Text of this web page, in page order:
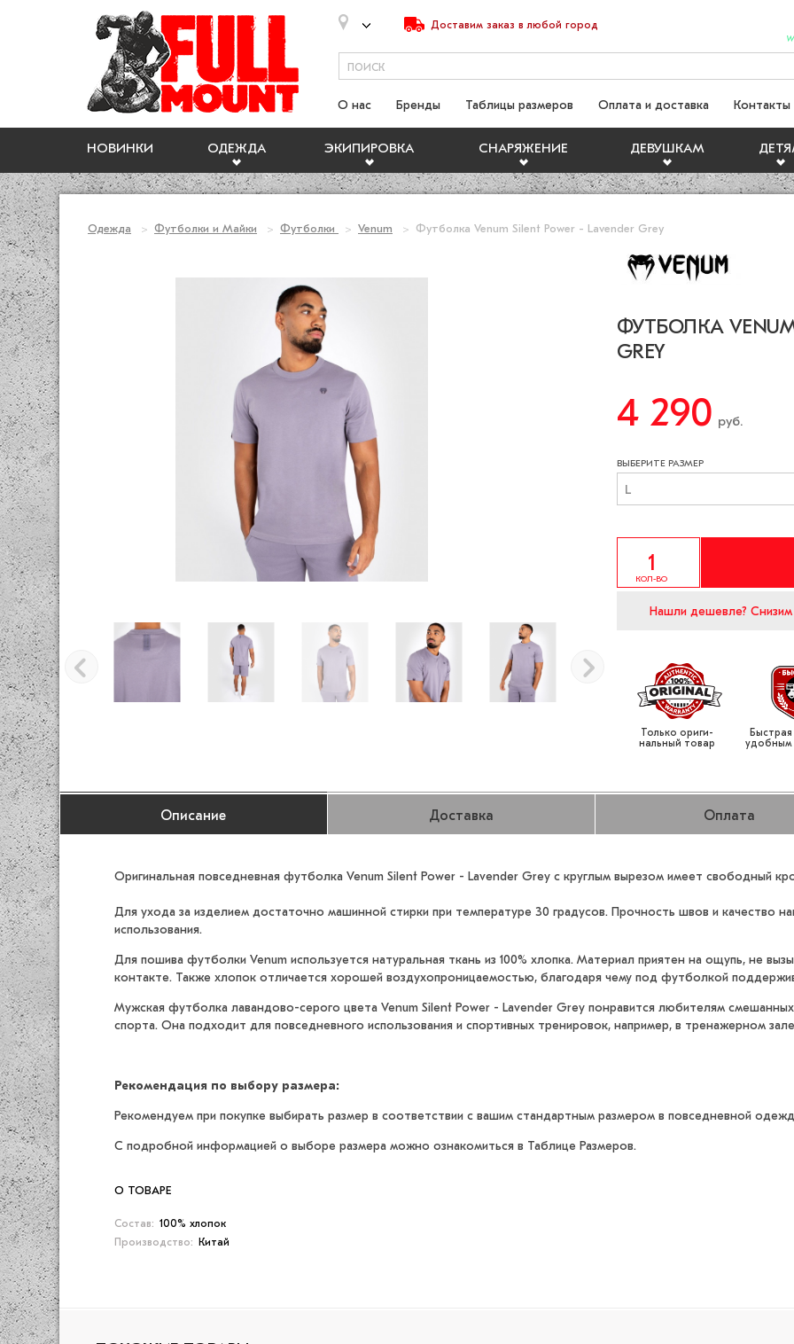
Доставим заказ в любой город
НОВИНКИ ОДЕЖДА ЭКИПИРОВКА СНАРЯЖЕНИЕ ДЕВУШКАМ
О нас Бренды Таблицы размеров Оплата и доставка Контакты
Одежда Футболки и Майки Футболки Venum Футболка Venum Silent Power - Lavender Grey
ФУТБОЛКА VENUM
GREY
4 290 руб.
ВЫБЕРИТЕ РАЗМЕР
L
КОЛ-ВО
Нашли дешевле?
Только ориги­
нальный товар
Описание Доставка Оплата
Оригинальная повседневная футболка Venum Silent Power - Lavender Grey с круглым вырезом имеет свободный
Для ухода за изделием достаточно машинной стирки при температуре 30 градусов. Прочность швов и качество
использования.
Для пошива футболки Venum используется натуральная ткань из 100% хлопка. Материал приятен на ощупь, не
контакте. Также хлопок отличается хорошей воздухопроницаемостью, благодаря чему под футболкой
Мужская футболка лавандово-серого цвета Venum Silent Power - Lavender Grey понравится любителям
спорта. Она подходит для повседневного использования и спортивных тренировок, например, в тренажерном
Рекомендация по выбору размера:
Рекомендуем при покупке выбирать размер в соответствии с вашим стандартным размером в повседневной
С подробной информацией о выборе размера можно ознакомиться в Таблице Размеров.
О ТОВАРЕ
Состав: 100% хлопок
Производство: Китай